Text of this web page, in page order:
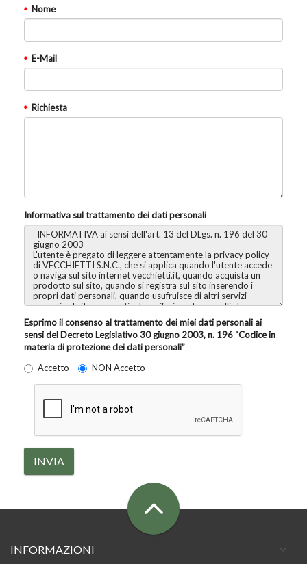
Nome
E-Mail
Richiesta
Informativa sul trattamento dei dati personali
Esprimo il consenso al trattamento dei miei dati personali ai
sensi del Decreto Legislativo 30 giugno 2003, n. 196 “Codice in
materia di protezione dei dati personali”
Accetto
NON Accetto
INVIA
INFORMAZIONI